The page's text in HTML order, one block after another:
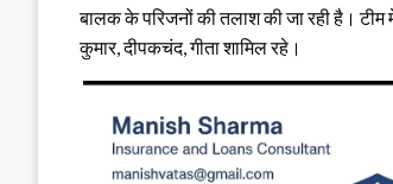
बालक के परिजनों की तलाश की जा रही है।
कुमार, दीपकचंद, गीता शामिल रहे।